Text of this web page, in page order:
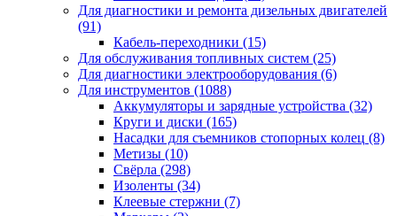
Для диагностики и ремонта дизельных двигателей
(91)
Кабель-переходники (15)
Для обслуживания топливных систем (25)
Для диагностики электрооборудования (6)
Для инструментов (1088)
Аккумуляторы и зарядные устройства (32)
Круги и диски (165)
Насадки для съемников стопорных колец (8)
Метизы (10)
Свёрла (298)
Изоленты (34)
Клеевые стержни (7)